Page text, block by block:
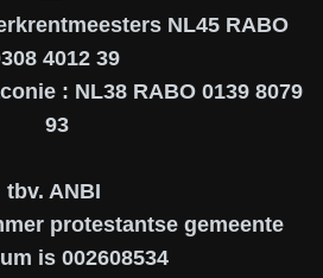
NL45 RABO
4012 39
: NL38 RABO 0139 8079
93
tbv. ANBI
protestantse gemeente
is 002608534